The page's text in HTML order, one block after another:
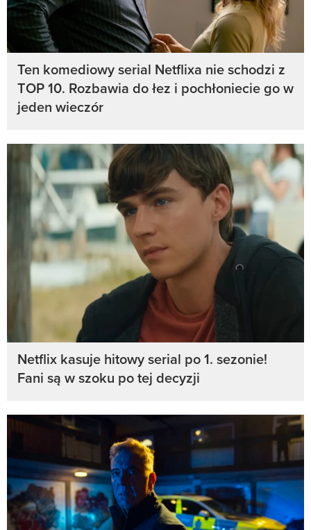
Ten komediowy serial Netflixa nie schodzi z
TOP 10. Rozbawia do łez i pochłoniecie go w
jeden wieczór
Netflix kasuje hitowy serial po 1. sezonie!
Fani są w szoku po tej decyzji